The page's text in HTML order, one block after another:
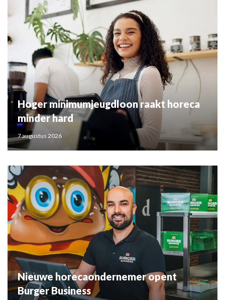
Hoger minimumjeugdloon raakt horeca
minder hard
7 augustus 2026
Nieuwe horecaondernemer opent
Burger Business